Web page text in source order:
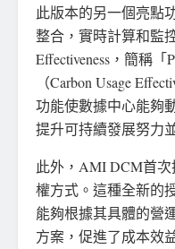
此版本的另一個亮點
整合，實時計算和監
Effectiveness，簡稱
（Carbon Usage
功能使數據中心能夠
提升可持續發展努力
此外，AMI DCM首
權方式。這種全新的
能夠根據其具體的營
方案，促進了成本效